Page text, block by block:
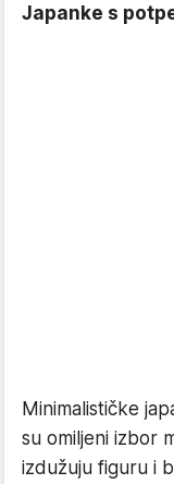
Japanke s
Minimalističke
su omiljeni izbor
izdužuju figuru i